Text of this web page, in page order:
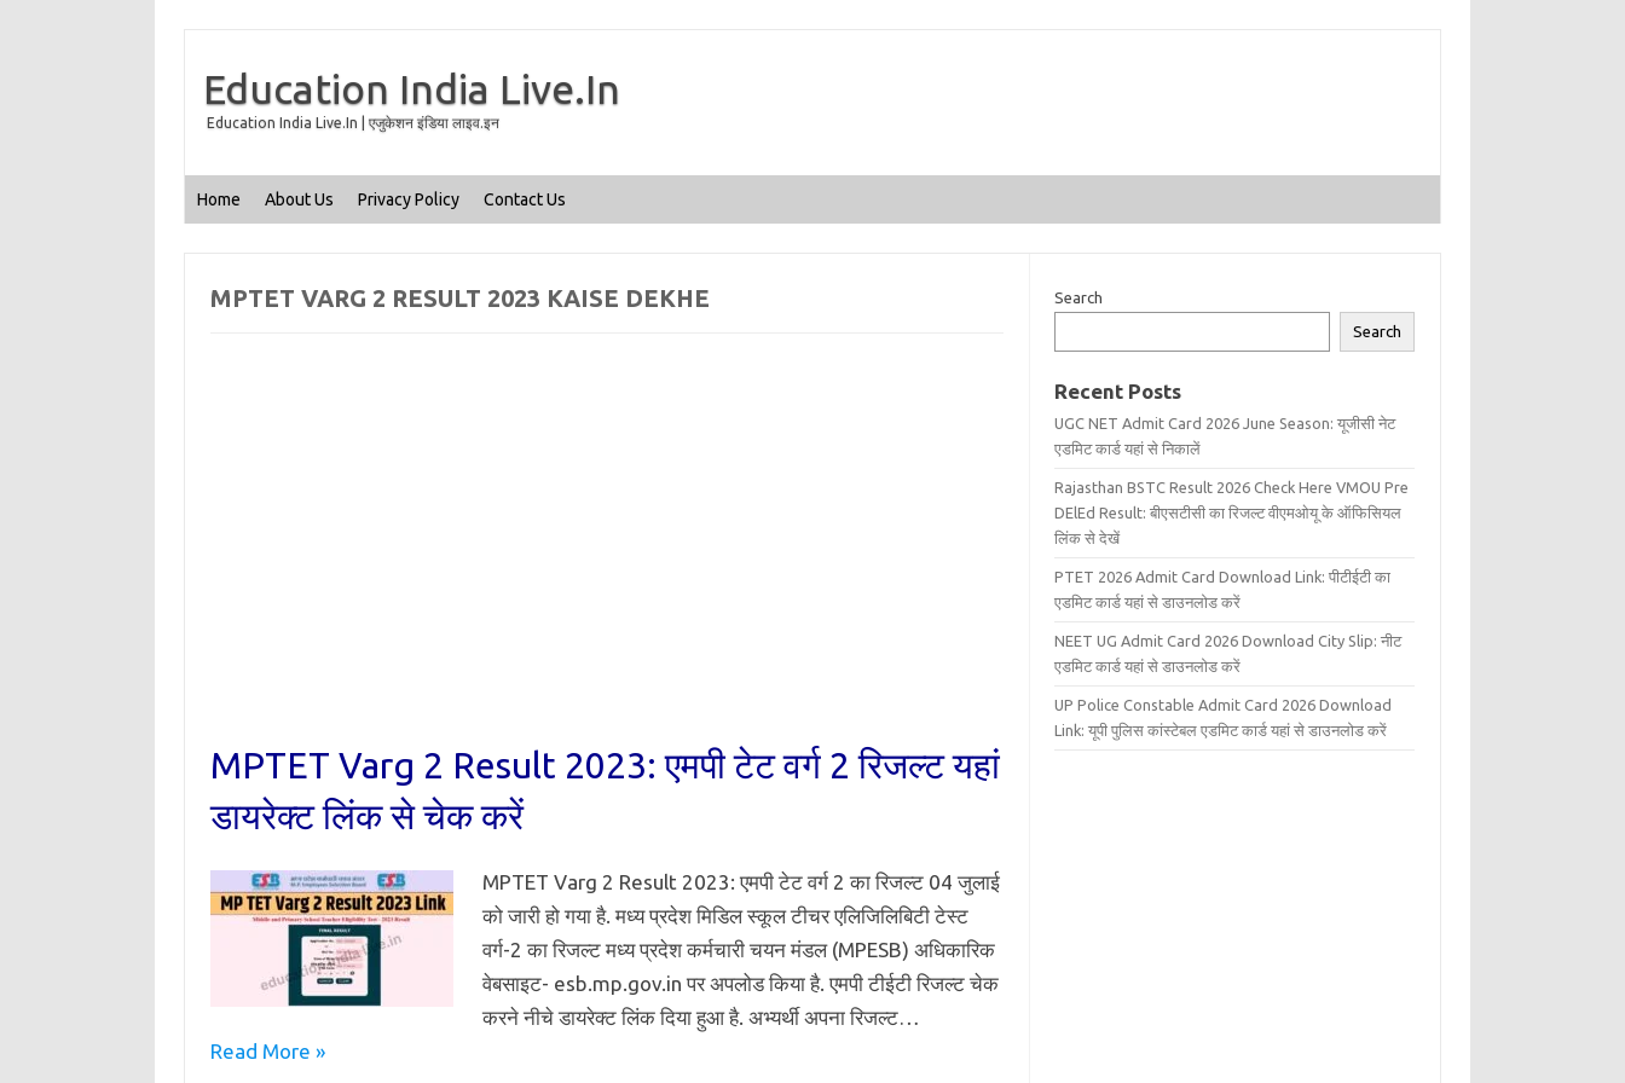
Education India Live.In
Education India Live.In | एजुकेशन इंडिया लाइव.इन
Home About Us Privacy Policy Contact Us
MPTET VARG 2 RESULT 2023 KAISE DEKHE
MPTET Varg 2 Result 2023: एमपी टेट वर्ग 2 रिजल्ट यहां
डायरेक्ट लिंक से चेक करें
MPTET Varg 2 Result 2023: एमपी टेट वर्ग 2 का रिजल्ट 04 जुलाई
को जारी हो गया है. मध्य प्रदेश मिडिल स्कूल टीचर एलिजिलिबिटी टेस्ट
वर्ग-2 का रिजल्ट मध्य प्रदेश कर्मचारी चयन मंडल (MPESB) अधिकारिक
वेबसाइट- esb.mp.gov.in पर अपलोड किया है. एमपी टीईटी रिजल्ट चेक
करने नीचे डायरेक्ट लिंक दिया हुआ है. अभ्यर्थी अपना रिजल्ट…
Read More »
Search
Search
Recent Posts
UGC NET Admit Card 2026 June Season: यूजीसी नेट
एडमिट कार्ड यहां से निकालें
Rajasthan BSTC Result 2026 Check Here VMOU Pre
DElEd Result: बीएसटीसी का रिजल्ट वीएमओयू के ऑफिसियल
लिंक से देखें
PTET 2026 Admit Card Download Link: पीटीईटी का
एडमिट कार्ड यहां से डाउनलोड करें
NEET UG Admit Card 2026 Download City Slip: नीट
एडमिट कार्ड यहां से डाउनलोड करें
UP Police Constable Admit Card 2026 Download
Link: यूपी पुलिस कांस्टेबल एडमिट कार्ड यहां से डाउनलोड करें